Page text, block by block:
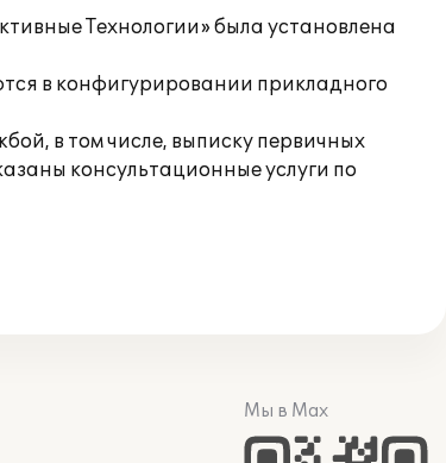
Технологии» была установлена
в конфигурировании прикладного
в том числе, выписку первичных
консультационные услуги по
Мы в Max